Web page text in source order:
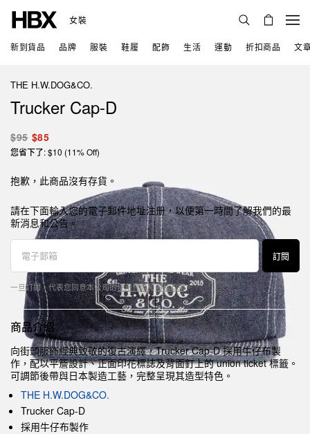
女裝
新到貨品 品牌 服裝 鞋履 配飾 生活 運動 折扣商品 文
THE H.W.DOG&CO.
Trucker Cap-D
$95 $85
您省下了: $10 (11% Off)
抱歉，此商品沒有存貨。
請在下面輸入您的電子郵件地址注册，以便第一時間了解我們的最
新消息和公告。
訂閱
一旦訂閱，代表您同意本公司的使用條款和隱私政策。
商品介紹
向街頭服飾經典致敬的復古演繹，Trucker Cap-D 採用牛仔布製
作，配以平簷設計、正面印花標誌及背面釘上的 union ticket 標籤。
可調節後帶與日本製造工藝，完整呈現其造型特色。
THE H.W.DOG&CO.
Trucker Cap-D
採用牛仔布製作